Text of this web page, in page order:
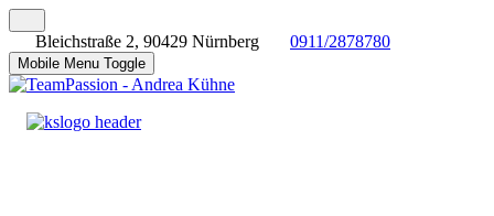
Bleichstraße 2, 90429 Nürnberg 0911/2878780
Mobile Menu Toggle